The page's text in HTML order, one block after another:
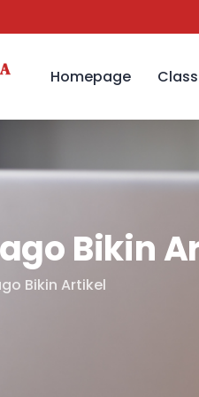
Homepage Class
Bikin
Bikin Artikel